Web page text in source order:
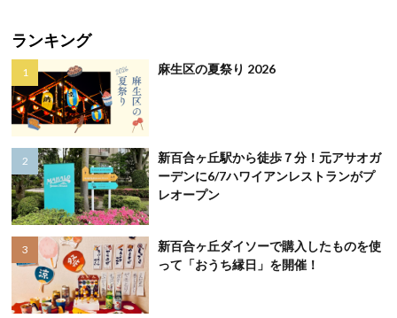
ランキング
麻生区の夏祭り 2026
新百合ヶ丘駅から徒歩７分！元アサオガ
ーデンに6/7ハワイアンレストランがプ
レオープン
新百合ヶ丘ダイソーで購入したものを使
って「おうち縁日」を開催！